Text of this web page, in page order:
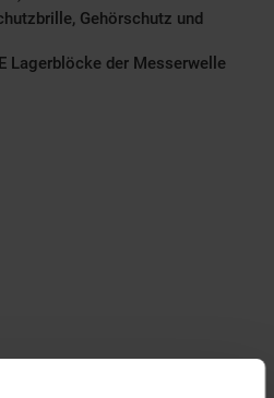
Gehörschutz und
Lagerblöcke der Messerwelle
1